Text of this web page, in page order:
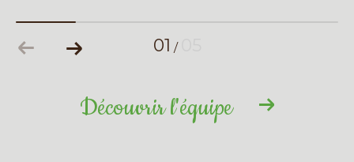
01 /
Découvrir l'équipe